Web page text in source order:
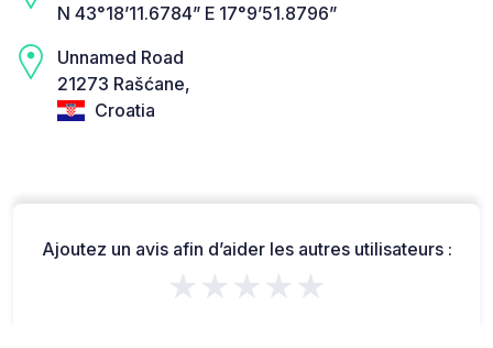
N 43°18’11.6784” E 17°9’51.8796”
Unnamed Road
21273 Rašćane,
Croatia
Ajoutez un avis afin d’aider les autres utilisateurs :
★★★★★